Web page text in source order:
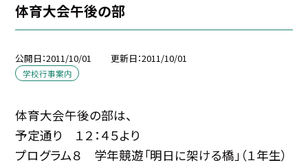
体育大会午後の部
公開日 2011/10/01 更新日 2011/10/01
学校行事案内
体育大会午後の部は、
予定通り １２：４５より
プログラム８ 学年競遊「明日に架ける橋」（１年生）